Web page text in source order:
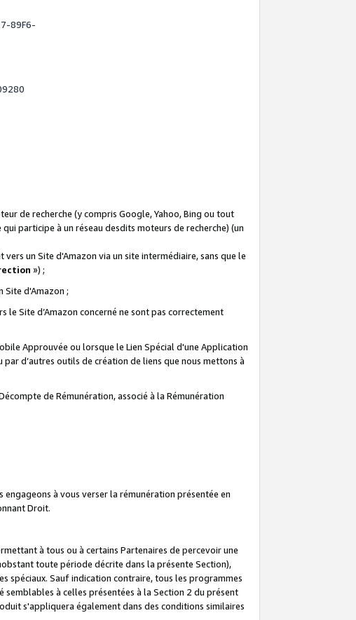
89F6-
de recherche (y compris Google, Yahoo, Bing ou tout
participe à un réseau desdits moteurs de recherche) (un
un Site d'Amazon via un site intermédiaire, sans que le
») ;
Site d'Amazon ;
Site d’Amazon concerné ne sont pas correctement
Approuvée ou lorsque le Lien Spécial d'une Application
par d’autres outils de création de liens que nous mettons à
de Rémunération, associé à la Rémunération
engageons à vous verser la rémunération présentée en
Droit.
à tous ou à certains Partenaires de percevoir une
toute période décrite dans la présente Section),
spéciaux. Sauf indication contraire, tous les programmes
à celles présentées à la Section 2 du présent
s'appliquera également dans des conditions similaires